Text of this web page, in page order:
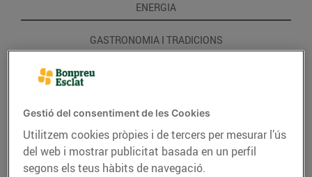
ENERGIA
GASTRONOMIA I TRADICIONS
Gestió del consentiment de les Cookies
Utilitzem cookies pròpies i de tercers per mesurar l’ús
del web i mostrar publicitat basada en un perfil
segons els teus hàbits de navegació.